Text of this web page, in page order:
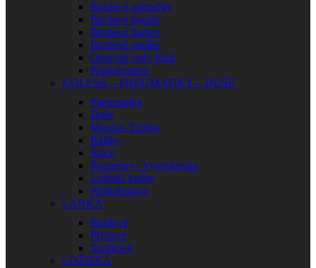
Brzdové platničky
Brzdové kotúče
Brzdové hadice
Brzdové pedále
Opravné sady bŕzd
Príslušenstvo
KOLESÁ – PNEUMATIKY – DUŠE
Pneumatiky
Duše
Mousse-Tubliss
Ráfiky
Špice
Rozperky / Vymedzenia
Ložiská kolies
Príslušenstvo
LANKÁ
Brzdové
Plynové
Spojkové
LOŽISKÁ